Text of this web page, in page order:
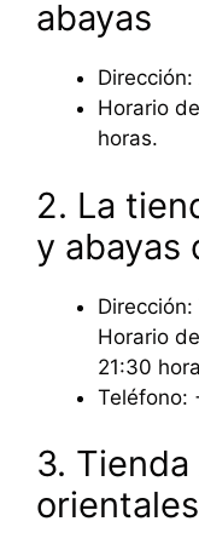
abayas
Horario
horas.
2. La
y abayas
Horario
21:30
Teléfono:
3.
orientales